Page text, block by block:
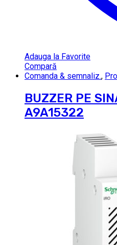
Adauga la Favorite
Compară
Comanda & semnaliz.,
BUZZER PE
A9A15322